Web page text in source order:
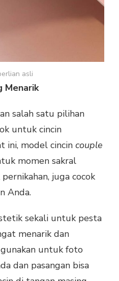
asli
Menarik
salah satu pilihan
untuk cincin
ini, model cincin couple
momen sakral
juga cocok
Anda.
sekali untuk pesta
menarik dan
untuk foto
dan pasangan bisa